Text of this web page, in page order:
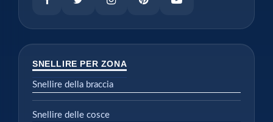
SNELLIRE PER ZONA
Snellire della braccia
Snellire delle cosce